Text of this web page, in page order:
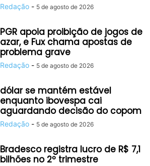
Redação - 5 de agosto de 2026
PGR apoia proibição de jogos de
azar, e Fux chama apostas de
problema grave
Redação - 5 de agosto de 2026
dólar se mantém estável
enquanto ibovespa cai
aguardando decisão do copom
Redação - 5 de agosto de 2026
Bradesco registra lucro de R$ 7,1
bilhões no 2º trimestre